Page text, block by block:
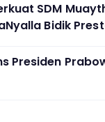
SDM
Bidik
Presiden